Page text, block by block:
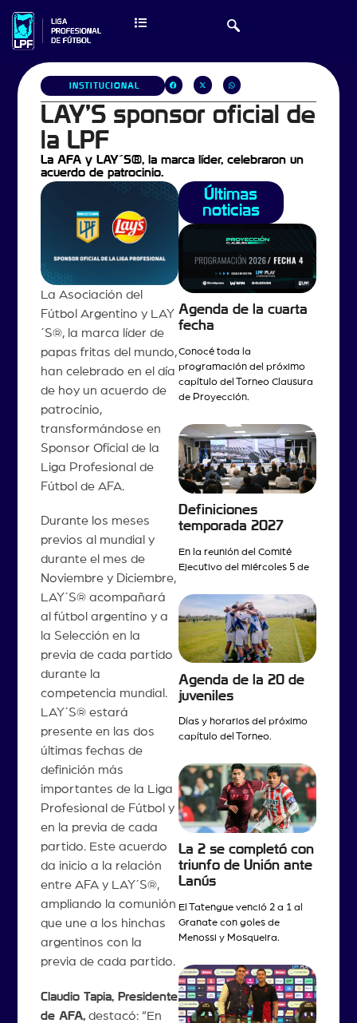
INSTITUCIONAL
LAY’S sponsor oficial de
la LPF
La AFA y LAY´S®, la marca líder, celebraron un
acuerdo de patrocinio.
La Asociación del
Fútbol Argentino y LAY
´S®, la marca líder de
papas fritas del mundo,
han celebrado en el día
de hoy un acuerdo de
patrocinio,
transformándose en
Sponsor Oficial de la
Liga Profesional de
Fútbol de AFA.
Durante los meses
previos al mundial y
durante el mes de
Noviembre y Diciembre,
LAY´S® acompañará
al fútbol argentino y a
la Selección en la
previa de cada partido
durante la
competencia mundial.
LAY´S® estará
presente en las dos
últimas fechas de
definición más
importantes de la Liga
Profesional de Fútbol y
en la previa de cada
partido. Este acuerdo
da inicio a la relación
entre AFA y LAY´S®,
ampliando la comunión
que une a los hinchas
argentinos con la
previa de cada partido.
Claudio Tapia, Presidente
de AFA,destacó: “En
Últimas
noticias
Agenda de la cuarta
fecha
Conocé toda la
programación del próximo
capítulo del Torneo Clausura
de Proyección.
Definiciones
temporada 2027
En la reunión del Comité
Ejecutivo del miércoles 5 de
Agenda de la 20 de
juveniles
Días y horarios del próximo
capítulo del Torneo.
La 2 se completó con
triunfo de Unión ante
Lanús
El Tatengue venció 2 a 1 al
Granate con goles de
Menossi y Mosqueira.